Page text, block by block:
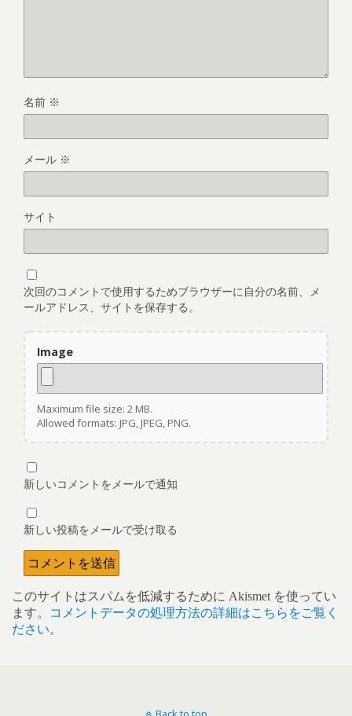
名前 ※
メール ※
サイト
次回のコメントで使用するためブラウザーに自分の名前、メ
ールアドレス、サイトを保存する。
Image
Maximum file size: 2 MB.
Allowed formats: JPG, JPEG, PNG.
新しいコメントをメールで通知
新しい投稿をメールで受け取る
このサイトはスパムを低減するために Akismet を使ってい
ます。
コメントデータの処理方法の詳細はこちらをご覧く
ださい。